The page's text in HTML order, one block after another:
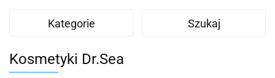
Kategorie Szukaj
Kosmetyki Dr.Sea